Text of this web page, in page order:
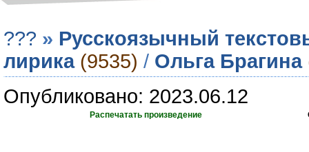
??? » Русскоязычный
лирика (9535) / Ольга Брагина
Опубликовано: 2023.06.12
Распечатать произведение